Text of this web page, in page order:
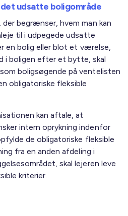
udsatte boligområde
begrænser, hvem man kan
til i udpegede udsatte
en bolig eller blot et værelse,
i boligen efter et bytte, skal
boligsøgende på ventelisten
obligatoriske fleksible
kan aftale, at
intern oprykning indenfor
de obligatoriske fleksible
fra en anden afdeling i
skal lejeren leve
kriterier.